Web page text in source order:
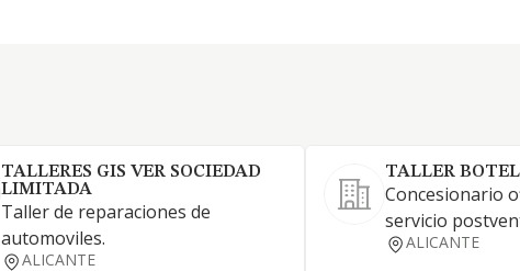
TALLERES GIS VER SOCIEDAD
LIMITADA
Taller de reparaciones de
automoviles.
ALICANTE
TALLER
Concesionario
servicio
ALICANTE